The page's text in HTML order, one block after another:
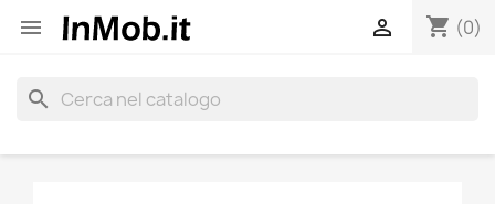
 shopping_cart (0)

search